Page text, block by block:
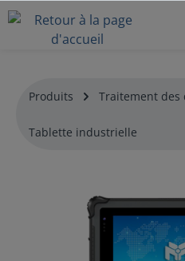
Produits Traitement des
Tablette industrielle